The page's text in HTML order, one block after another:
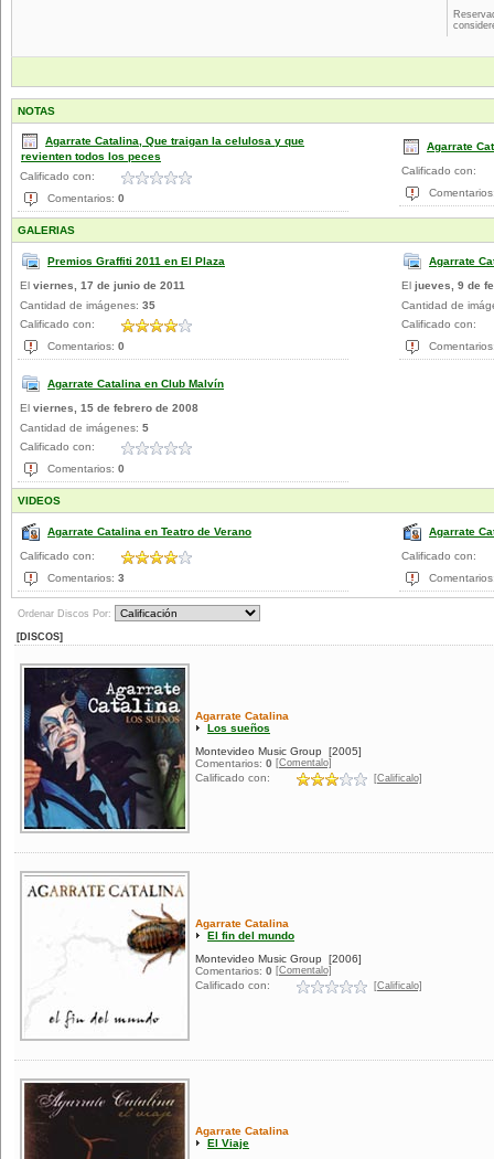
NOTAS
Agarrate Catalina, Que traigan la celulosa y que
revienten todos los peces
Calificado con:
Comentarios: 0
Agarrate
Calificado con:
GALERIAS
Premios Graffiti 2011 en El Plaza
El viernes, 17 de junio de 2011
Cantidad de imágenes: 35
Calificado con:
Comentarios: 0
Agarrate
El jueves, 9 de
Cantidad de
Calificado con:
Agarrate Catalina en Club Malvín
El viernes, 15 de febrero de 2008
Cantidad de imágenes: 5
Calificado con:
Comentarios: 0
VIDEOS
Agarrate Catalina en Teatro de Verano
Calificado con:
Comentarios: 3
Agarrate
Calificado con:
Ordenar Discos Por:
[DISCOS]
Agarrate Catalina
Los sueños
Montevideo Music Group
[2005]
Comentarios: 0 [Comentalo]
Calificado con: [Calificalo]
Agarrate Catalina
El fin del mundo
Montevideo Music Group
[2006]
Comentarios: 0 [Comentalo]
Calificado con: [Calificalo]
Agarrate Catalina
El Viaje